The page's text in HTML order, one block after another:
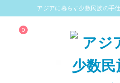
アジアに暮らす少数民族の手
0